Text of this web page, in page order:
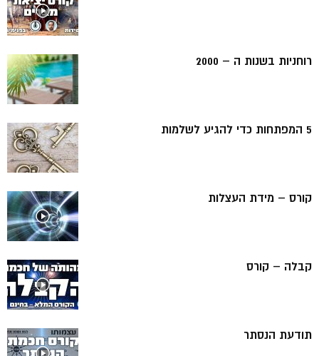
רוחניות בשנות ה – 2000
5 המפתחות כדי להגיע לשלמות
קורס – מידת העצלות
קבלה – קורס
תודעת הנסתר